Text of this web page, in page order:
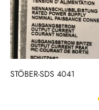
STÖBER-SDS 4041